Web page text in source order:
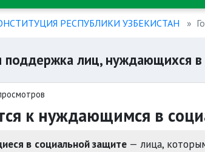
РЕСПУБЛИКИ УЗБЕКИСТАН
поддержка лиц, нуждающихся
к нуждающимся в
в социальной защите— лица, которым